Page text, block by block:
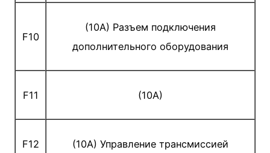
F10
(10A) Разъем подключения
дополнительного оборудования
F11 (10A)
F12 (10A) Управление трансмиссией